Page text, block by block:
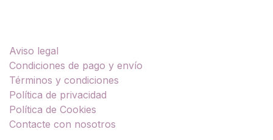
Aviso legal
Condiciones de pago y envío
Términos y condiciones
Política de privacidad
Política de Cookies
Contacte con nosotros